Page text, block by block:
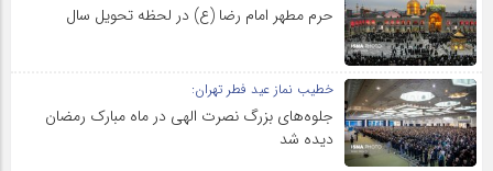
حرم مطهر امام رضا (ع) در لحظه تحویل سال
خطیب نماز عید فطر تهران:
جلوه‌های بزرگ نصرت الهی در ماه مبارک رمضان
دیده شد